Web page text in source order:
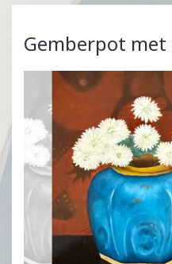
Gemberpot met